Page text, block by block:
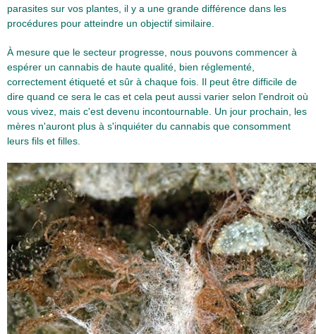
parasites sur vos plantes, il y a une grande différence dans les
procédures pour atteindre un objectif similaire.
À mesure que le secteur progresse, nous pouvons commencer à
espérer un cannabis de haute qualité, bien réglementé,
correctement étiqueté et sûr à chaque fois. Il peut être difficile de
dire quand ce sera le cas et cela peut aussi varier selon l'endroit où
vous vivez, mais c'est devenu incontournable. Un jour prochain, les
mères n'auront plus à s'inquiéter du cannabis que consomment
leurs fils et filles.